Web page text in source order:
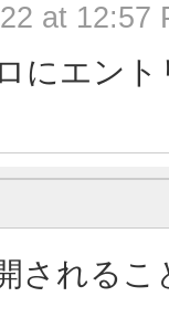
at 12:57
にエン
される